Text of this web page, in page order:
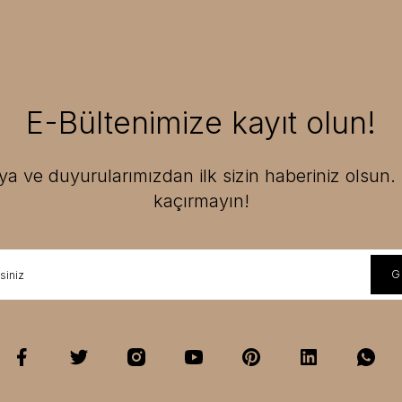
E-Bültenimize kayıt olun!
ve duyurularımızdan ilk sizin haberiniz olsun.
kaçırmayın!